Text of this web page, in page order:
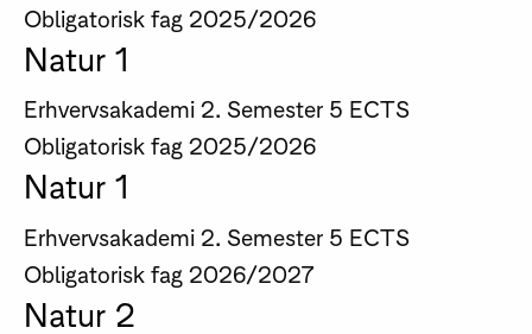
Obligatorisk fag 2025/2026
Natur 1
Erhvervsakademi 2. Semester 5 ECTS
Obligatorisk fag 2025/2026
Natur 1
Erhvervsakademi 2. Semester 5 ECTS
Obligatorisk fag 2026/2027
Natur 2